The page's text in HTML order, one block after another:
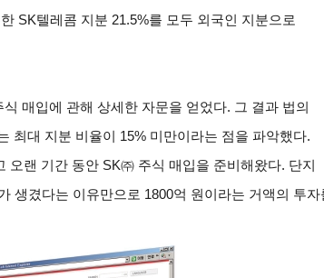
SK텔레콤 지분 21.5%를 모두 외국인 지분으로
매입에 관해 상세한 자문을 얻었다. 그 결과 법의
최대 지분 비율이 15% 미만이라는 점을 파악했다.
오랜 기간 동안 SK㈜ 주식 매입을 준비해왔다. 단지
생겼다는 이유만으로 1800억 원이라는 거액의 투자